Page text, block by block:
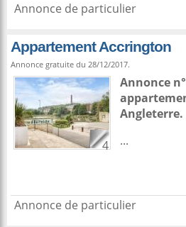
Annonce de particulier
Appartement Accrington
Annonce gratuite du 28/12/2017.
4
Annonce
Angleterre.
...
Annonce de particulier